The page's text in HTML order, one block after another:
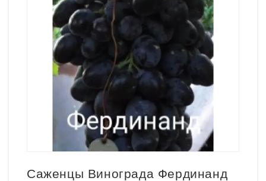
Саженцы Винограда Фердинанд